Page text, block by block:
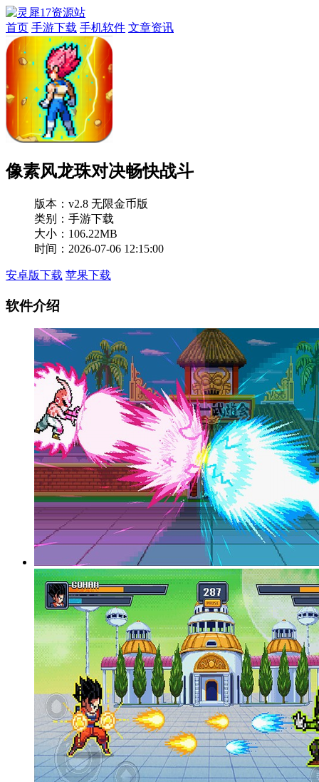
首页 手游下载 手机软件 文章资讯
像素风龙珠对决畅快战斗
版本： v2.8 无限金币版
类别：手游下载
大小：106.22MB
时间：2026-07-06 12:15:00
安卓版下载 苹果下载
软件介绍